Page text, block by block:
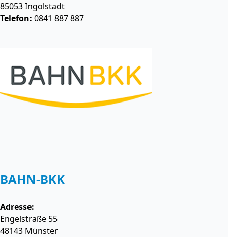
85053Ingolstadt
Telefon: 0841 887 887
BAHN-BKK
Adresse:
Engelstraße 55
48143 Münster